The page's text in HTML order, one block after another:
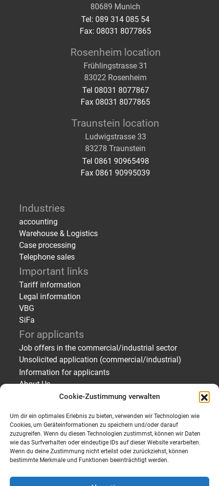
Cookie-Zustimmung verwalten
Um dir ein optimales Erlebnis zu bieten, verwenden wir Technologien wie
Cookies, um Geräteinformationen zu speichern und/oder darauf
zuzugreifen. Wenn du diesen Technologien zustimmst, können wir Daten
wie das Surfverhalten oder eindeutige IDs auf dieser Website verarbeiten.
Wenn du deine Zustimmung nicht erteilst oder zurückziehst, können
bestimmte Merkmale und Funktionen beeinträchtigt werden.
80689 Munich
Tel: 089 314 085 54
Fax: 08031 8077865
Rosenheim location
Frühlingstrasse 31
83022 Rosenheim
Tel 08031 8077867
Fax 08031 8077865
Traunstein location
Ludwigstrasse 33
83278 Traunstein
Tel 0861 90965498
Fax 0861 90995039
Industries
accounting
Warehouse & Logistics
Case processing
Telephone sales
Important links
Tariff information
Legal information
VBG
SiFa
For applicants
Job offers in the commercial/industrial sector
Unsolicited application (commercial/industrial)
Information for applicants
About Us
For employers
Finding staff – temporary employment/placement
Finding staff – Applicant profiles
Send personnel request
About Us